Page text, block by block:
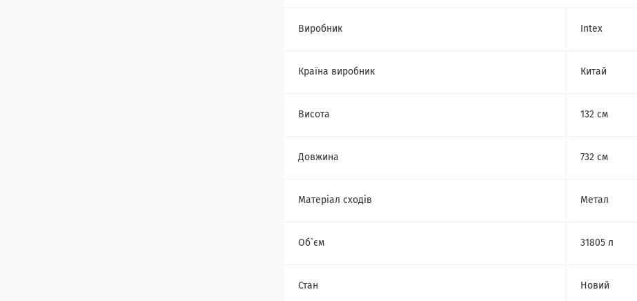
Виробник Intex
Країна виробник Китай
Висота 132 см
Довжина 732 см
Матеріал сходів Метал
Об`єм 31805 л
Стан Новий